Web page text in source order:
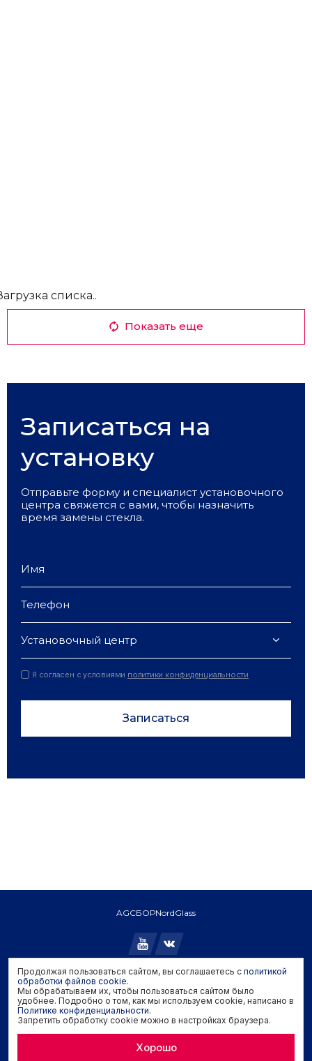
списка..
Показать еще
Записаться на
установку
Отправьте форму и специалист установочного
центра свяжется с вами, чтобы назначить
время замены стекла.
Установочный центр
Я согласен с условиями политики конфиденциальности
Записаться
AGCБОРNordGlass
Copyright © 2026 AGC. All rights reserved.
Политика конфиденциальности
Политика обработки файлов cookie
Задать вопрос производителю
Developed byGenisoft
Продолжая пользоваться сайтом, вы соглашаетесь с политикой
обработки файлов cookie.
Мы обрабатываем их, чтобы пользоваться сайтом было
удобнее. Подробно о том, как мы используем cookie, написано в
Политике конфиденциальности.
Запретить обработку cookie можно в настройках браузера.
Хорошо